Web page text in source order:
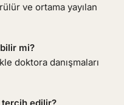
ve ortama yayılan
mi?
doktora danışmaları